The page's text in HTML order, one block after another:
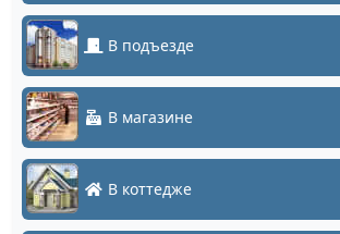
В подъезде
В магазине
В коттедже